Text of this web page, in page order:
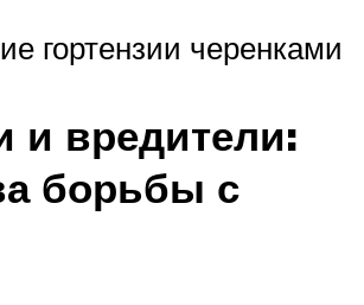
гортензии черенками
и вредители:
борьбы с